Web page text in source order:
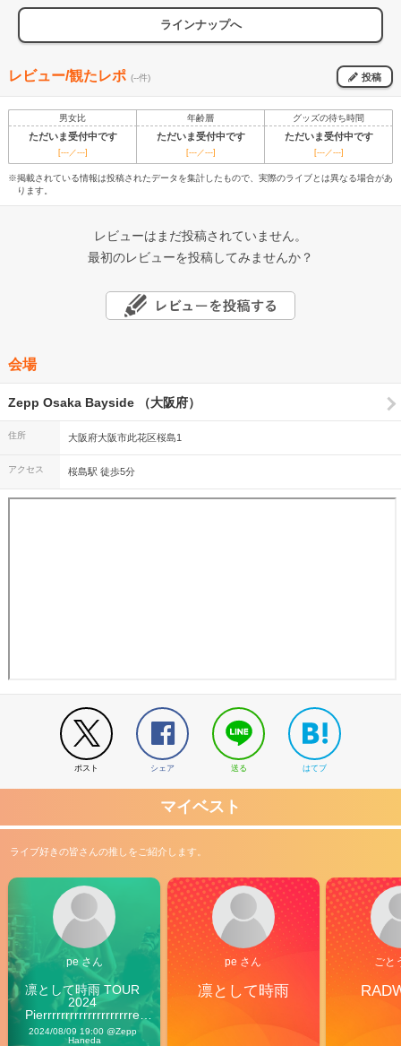
ラインナップへ
レビュー/観たレポ (--件) 投稿
男女比 年齢層 グッズの待ち時間
ただいま受付中です ただいま受付中です ただいま受付中です
[---／---] [---／---] [---／---]
※掲載されている情報は投稿されたデータを集計したもので、実際のライブとは異なる場合があ
ります。
レビューはまだ投稿されていません。
最初のレビューを投稿してみませんか？
会場
Zepp Osaka Bayside （大阪府）
住所 大阪府大阪市此花区桜島1
アクセス 桜島駅 徒歩5分
ポスト シェア 送る はてブ
マイベスト
ライブ好きの皆さんの推しをご紹介します。
pe さん
凛として時雨 TOUR
2024
Pierrrrrrrrrrrrrrrrrrrre
Vibes
2024/08/09 19:00 @Zepp
Haneda
pe さん
凛として時雨
ごと